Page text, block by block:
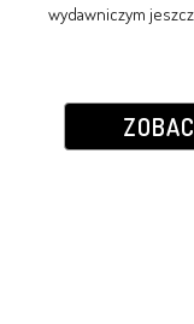
wydawniczym